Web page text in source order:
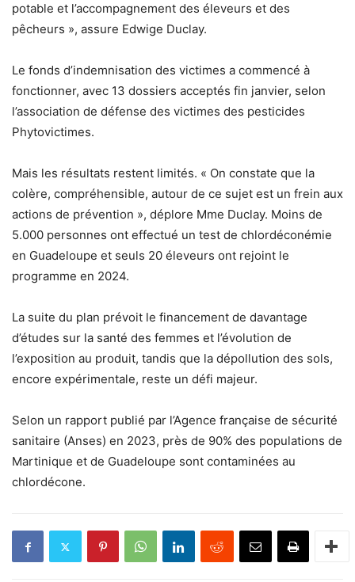
potable et l’accompagnement des éleveurs et des
pêcheurs », assure Edwige Duclay.
Le fonds d’indemnisation des victimes a commencé à
fonctionner, avec 13 dossiers acceptés fin janvier, selon
l’association de défense des victimes des pesticides
Phytovictimes.
Mais les résultats restent limités. « On constate que la
colère, compréhensible, autour de ce sujet est un frein aux
actions de prévention », déplore Mme Duclay. Moins de
5.000 personnes ont effectué un test de chlordéconémie
en Guadeloupe et seuls 20 éleveurs ont rejoint le
programme en 2024.
La suite du plan prévoit le financement de davantage
d’études sur la santé des femmes et l’évolution de
l’exposition au produit, tandis que la dépollution des sols,
encore expérimentale, reste un défi majeur.
Selon un rapport publié par l’Agence française de sécurité
sanitaire (Anses) en 2023, près de 90% des populations de
Martinique et de Guadeloupe sont contaminées au
chlordécone.